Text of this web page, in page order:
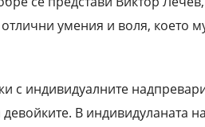
умения и воля, което
с индивидуалните
В индивидуланата